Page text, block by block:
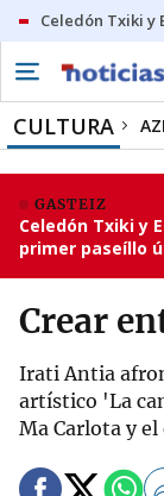
Celedón Txiki y
CULTURA
GASTEIZ
Celedón Txiki y
primer paseíllo
Crear
Irati Antia
artístico 'La
Ma Carlota y